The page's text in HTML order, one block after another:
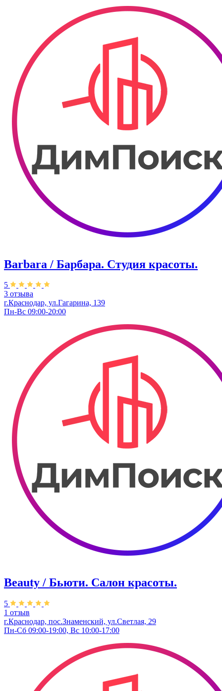
Barbara / Барбара. Студия красоты.
5
3 отзыва
г.Краснодар, ул.Гагарина, 139
Пн-Вс 09:00-20:00
Beauty / Бьюти. Салон красоты.
5
1 отзыв
г.Краснодар, пос.Знаменский, ул.Светлая, 29
Пн-Сб 09:00-19:00, Вс 10:00-17:00